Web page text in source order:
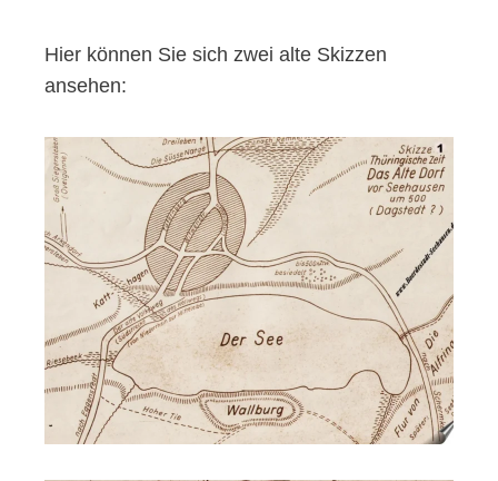
Hier können Sie sich zwei alte Skizzen
ansehen: